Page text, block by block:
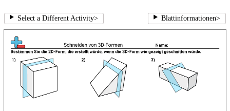
Select a Different Activity> Blattinformationen>